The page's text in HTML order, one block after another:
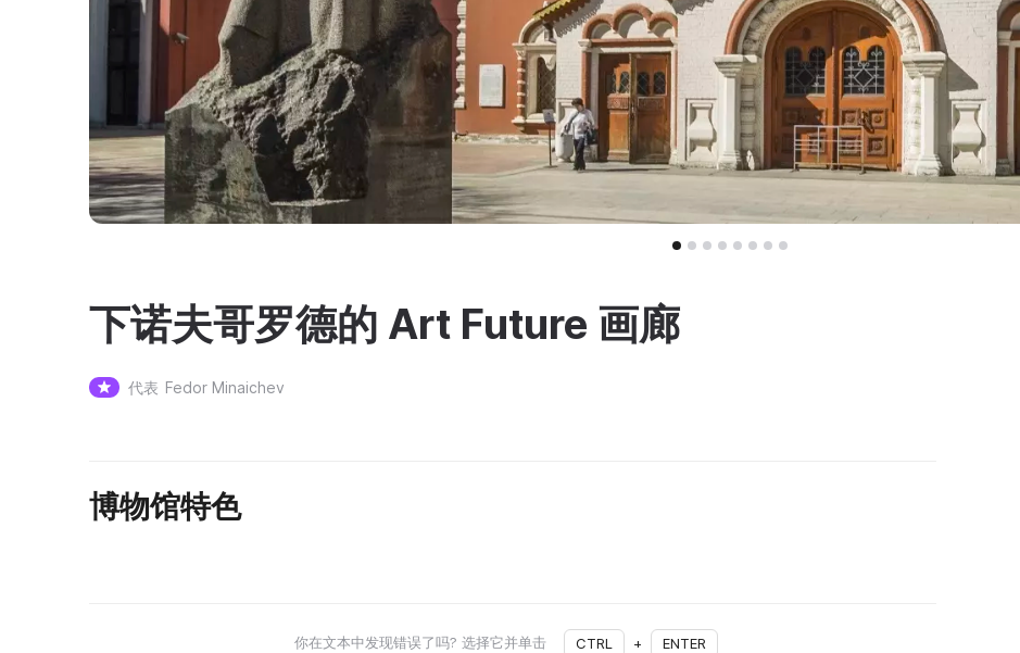
下诺夫哥罗德的 Art Future 画廊
代表 Fedor Minaichev
博物馆特色
你在文本中发现错误了吗? 选择它并单击 CTRL + ENTER